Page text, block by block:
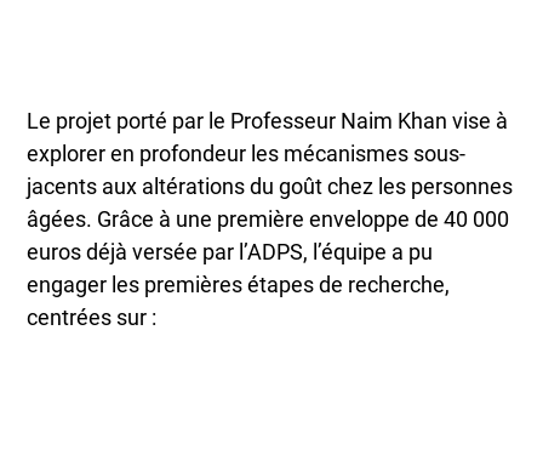
Le projet porté par le Professeur Naim Khan vise à
explorer en profondeur les mécanismes sous-
jacents aux altérations du goût chez les personnes
âgées. Grâce à une première enveloppe de 40 000
euros déjà versée par l’ADPS, l’équipe a pu
engager les premières étapes de recherche,
centrées sur :